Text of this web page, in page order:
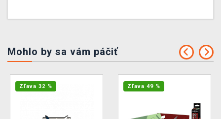
Mohlo by sa vám páčiť
Zľava 32 % Zľava 49 %